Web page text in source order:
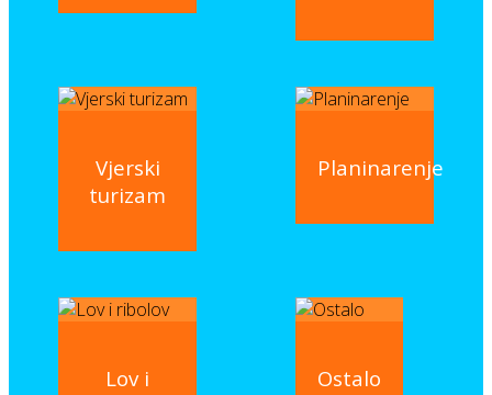
Vjerski
turizam
Planinarenje
Lov i
Ostalo